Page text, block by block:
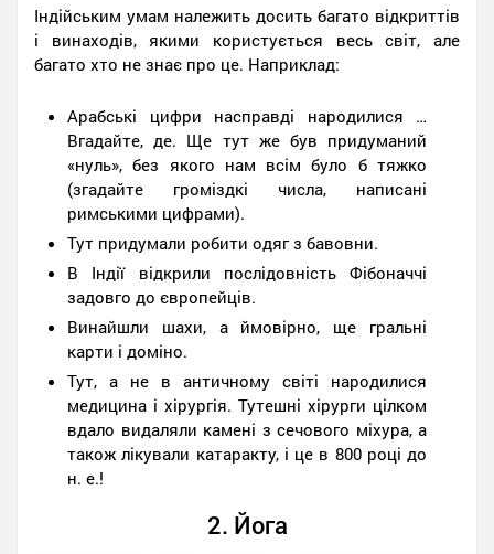
Індійським умам належить досить багато відкриттів
і винаходів, якими користується весь світ, але
багато хто не знає про це. Наприклад:
Арабські цифри насправді народилися …
Вгадайте, де. Ще тут же був придуманий
«нуль», без якого нам всім було б тяжко
(згадайте громіздкі числа, написані
римськими цифрами).
Тут придумали робити одяг з бавовни.
В Індії відкрили послідовність Фібоначчі
задовго до європейців.
Винайшли шахи, а ймовірно, ще гральні
карти і доміно.
Тут, а не в античному світі народилися
медицина і хірургія. Тутешні хірурги цілком
вдало видаляли камені з сечового міхура, а
також лікували катаракту, і це в 800 році до
н. е.!
2. Йога